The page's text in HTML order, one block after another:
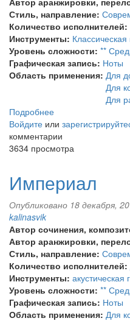
Стиль, направление:
Количество исполнителей:
Инструменты: Классическая
Уровень сложности: **
Графическая запись: Ноты
Область применения: Для
Для
Для
Подробнее
Город
звёзд
Войдите или
комментарии
3634 просмотра
Империал
Опубликовано 18 декабря,
kalinasvik
Автор сочинения,
Автор аранжировки,
Стиль, направление:
Количество исполнителей:
Инструменты: акустическая
Уровень сложности: **
Графическая запись: Ноты
Область применения: Для